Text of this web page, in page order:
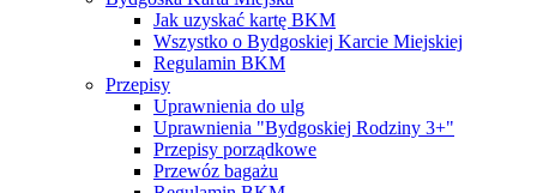
Jak uzyskać kartę BKM
Wszystko o Bydgoskiej Karcie Miejskiej
Regulamin BKM
Przepisy
Uprawnienia do ulg
Uprawnienia "Bydgoskiej Rodziny 3+"
Przepisy porządkowe
Przewóz bagażu